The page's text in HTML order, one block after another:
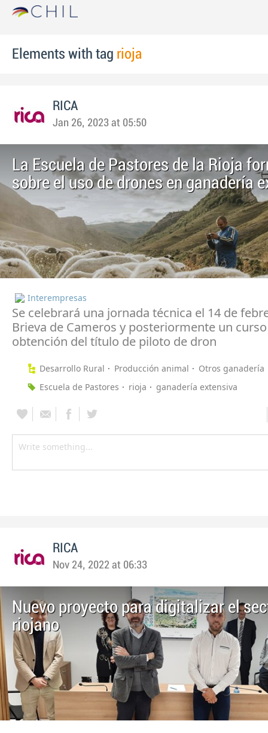
Elements with tag rioja
RICA
Jan 26, 2023 at 05:50
La Escuela de Pastores de la Rioja
sobre el uso de drones en ganadería
Interempresas
Se celebrará una jornada técnica el 14 de
Brieva de Cameros y posteriormente un
obtención del título de piloto de dron
Desarrollo Rural Producción animal
Otros ganadería
Escuela de Pastores
rioja ganadería extensiva
RICA
Nov 24, 2022 at 06:33
Nuevo proyecto para digitalizar el
riojano